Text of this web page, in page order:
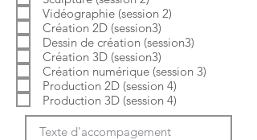
e
Vidéographie (session 2)
Création 2D (session3)
Dessin de création (session3)
Création 3D (session3)
Création numérique (session 3)
Production 2D (session 4)
Production 3D (session 4)
Texte d'accompagement